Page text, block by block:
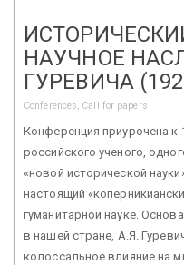
НАУЧНОЕ
ГУРЕВИЧА
Conferences, Call for papers
Конференция приурочена
российского ученого,
«новой исторической
настоящий
гуманитарной науке.
в нашей стране, А.Я.
колоссальное влияние на